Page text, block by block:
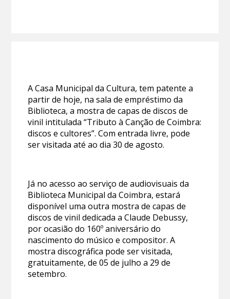
A Casa Municipal da Cultura, tem patente a
partir de hoje, na sala de empréstimo da
Biblioteca, a mostra de capas de discos de
vinil intitulada “Tributo à Canção de Coimbra:
discos e cultores”. Com entrada livre, pode
ser visitada até ao dia 30 de agosto.
Já no acesso ao serviço de audiovisuais da
Biblioteca Municipal da Coimbra, estará
disponível uma outra mostra de capas de
discos de vinil dedicada a Claude Debussy,
por ocasião do 160º aniversário do
nascimento do músico e compositor. A
mostra discográfica pode ser visitada,
gratuitamente, de 05 de julho a 29 de
setembro.